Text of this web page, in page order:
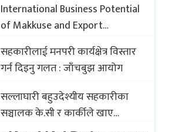
International Business Potential
of Makkuse and Export
Opportunities of Nepali Sweets
with Global Comparison to
Baklava
सहकारीलाई मनपरी कार्यक्षेत्र विस्तार
गर्न दिइनु गलत : जाँचबुझ आयोग
सल्लाघारी बहुउदेश्यीय सहकारीका
सञ्चालक के.सी र कार्कीले खाए